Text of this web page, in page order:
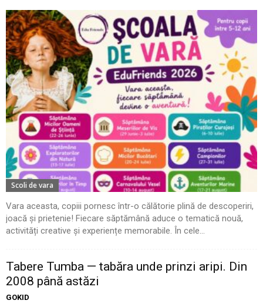
Scoli de vara
Vara aceasta, copiii pornesc într-o călătorie plină de descoperiri,
joacă și prietenie! Fiecare săptămână aduce o tematică nouă,
activități creative și experiențe memorabile. În cele...
Tabere Tumba — tabăra unde prinzi aripi. Din
2008 până astăzi
GOKID